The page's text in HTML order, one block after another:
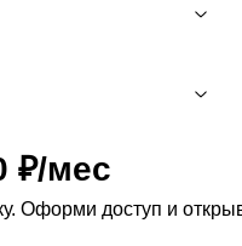
₽/мес
Оформи доступ и